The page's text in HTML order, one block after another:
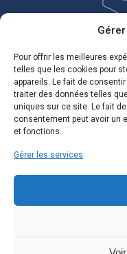
Pour offrir les meilleures
telles que les cookies pour
appareils. Le fait de
traiter des données telles
uniques sur ce site. Le fait
consentement peut avoir un
et fonctions.
Gérer les services